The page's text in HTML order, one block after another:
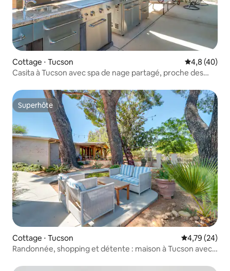
Cottage ⋅ Tucson Évaluation
4,8 (40)
Casita à Tucson avec spa de nage partagé, proche des
Superhôte
Superhôte
Cottage ⋅ Tucson Évaluation
4,79 (24)
Randonnée, shopping et détente : maison à Tucson avec